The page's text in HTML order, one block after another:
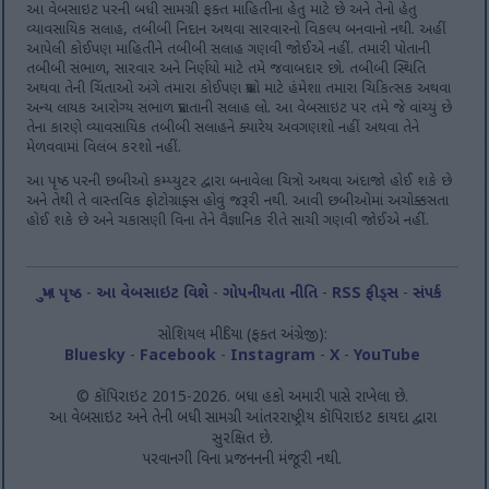
આ વેબસાઇટ પરની બધી સામગ્રી ફક્ત માહિતીના હેતુ માટે છે અને તેનો હેતુ
વ્યાવસાયિક સલાહ, તબીબી નિદાન અથવા સારવારનો વિકલ્પ બનવાનો નથી. અહીં
આપેલી કોઈપણ માહિતીને તબીબી સલાહ ગણવી જોઈએ નહીં. તમારી પોતાની
તબીબી સંભાળ, સારવાર અને નિર્ણયો માટે તમે જવાબદાર છો. તબીબી સ્થિતિ
અથવા તેની ચિંતાઓ અંગે તમારા કોઈપણ પ્રશ્નો માટે હંમેશા તમારા ચિકિત્સક અથવા
અન્ય લાયક આરોગ્ય સંભાળ પ્રદાતાની સલાહ લો. આ વેબસાઇટ પર તમે જે વાંચ્યું છે
તેના કારણે વ્યાવસાયિક તબીબી સલાહને ક્યારેય અવગણશો નહીં અથવા તેને
મેળવવામાં વિલંબ કરશો નહીં.
આ પૃષ્ઠ પરની છબીઓ કમ્પ્યુટર દ્વારા બનાવેલા ચિત્રો અથવા અંદાજો હોઈ શકે છે
અને તેથી તે વાસ્તવિક ફોટોગ્રાફ્સ હોવું જરૂરી નથી. આવી છબીઓમાં અચોક્કસતા
હોઈ શકે છે અને ચકાસણી વિના તેને વૈજ્ઞાનિક રીતે સાચી ગણવી જોઈએ નહીં.
મુખ પૃષ્ઠ - આ વેબસાઇટ વિશે -ગોપનીયતા નીતિ - RSS ફીડ્સ - સંપર્ક
સોશિયલ મીડિયા (ફક્ત અંગ્રેજી):
Bluesky - Facebook - Instagram -X -YouTube
© કૉપિરાઇટ 2015-2026. બધા હકો અમારી પાસે રાખેલા છે.
આ વેબસાઇટ અને તેની બધી સામગ્રી આંતરરાષ્ટ્રીય કૉપિરાઇટ કાયદા દ્વારા
સુરક્ષિત છે.
પરવાનગી વિના પ્રજનનની મંજૂરી નથી.